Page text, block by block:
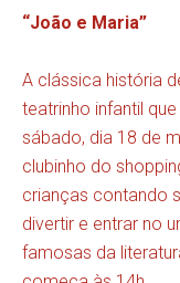
“João e Maria”
A clássica história
teatrinho infantil
sábado, dia 18 de
clubinho do
crianças contando
divertir e entrar no
famosas da